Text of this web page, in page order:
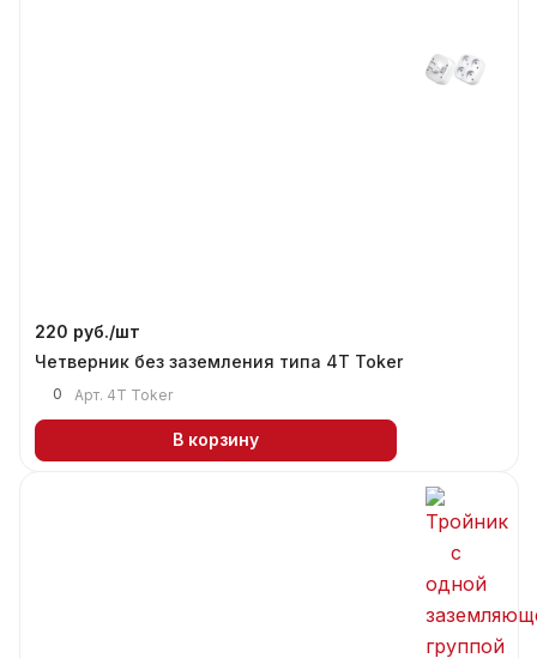
220 руб./шт
Четверник без заземления типа 4T Тоker
0 Арт. 4T Тоker
В корзину